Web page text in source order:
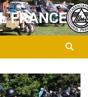
FRANCE